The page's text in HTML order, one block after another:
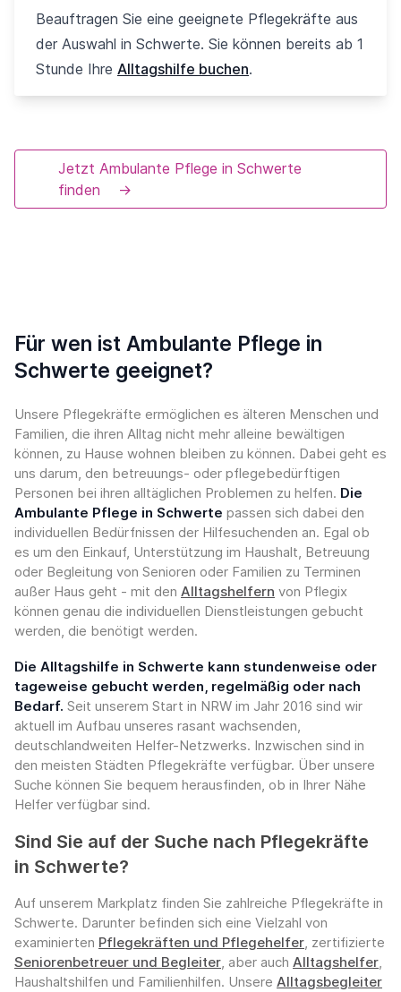
Beauftragen Sie eine geeignete Pflegekräfte aus
der Auswahl in Schwerte. Sie können bereits ab 1
Stunde Ihre Alltagshilfe buchen.
Jetzt Ambulante Pflege in Schwerte
finden
→
Für wen ist Ambulante Pflege in
Schwerte geeignet?
Unsere Pflegekräfte ermöglichen es älteren Menschen und
Familien, die ihren Alltag nicht mehr alleine bewältigen
können, zu Hause wohnen bleiben zu können. Dabei geht es
uns darum, den betreuungs- oder pflegebedürftigen
Personen bei ihren alltäglichen Problemen zu helfen. Die
Ambulante Pflege in Schwerte passen sich dabei den
individuellen Bedürfnissen der Hilfesuchenden an. Egal ob
es um den Einkauf, Unterstützung im Haushalt, Betreuung
oder Begleitung von Senioren oder Familien zu Terminen
außer Haus geht - mit den Alltagshelfern von Pflegix
können genau die individuellen Dienstleistungen gebucht
werden, die benötigt werden.
Die Alltagshilfe in Schwerte kann stundenweise oder
tageweise gebucht werden, regelmäßig oder nach
Bedarf. Seit unserem Start in NRW im Jahr 2016 sind wir
aktuell im Aufbau unseres rasant wachsenden,
deutschlandweiten Helfer-Netzwerks. Inzwischen sind in
den meisten Städten Pflegekräfte verfügbar. Über unsere
Suche können Sie bequem herausfinden, ob in Ihrer Nähe
Helfer verfügbar sind.
Sind Sie auf der Suche nach Pflegekräfte
in Schwerte?
Auf unserem Markplatz finden Sie zahlreiche Pflegekräfte in
Schwerte. Darunter befinden sich eine Vielzahl von
examinierten Pflegekräften und Pflegehelfer, zertifizierte
Seniorenbetreuer und Begleiter, aber auch Alltagshelfer,
Haushaltshilfen und Familienhilfen. Unsere Alltagsbegleiter